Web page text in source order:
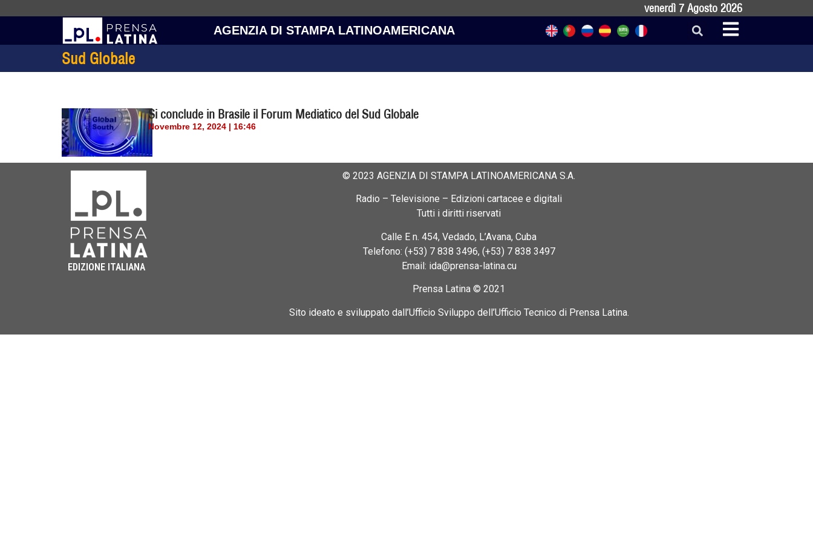
venerdì 7 Agosto 2026
AGENZIA DI STAMPA LATINOAMERICANA
Sud Globale
Si conclude in Brasile il Forum Mediatico del Sud Globale
Novembre 12, 2024 | 16:46
EDIZIONE ITALIANA
© 2023 AGENZIA DI STAMPA LATINOAMERICANA S.A.
Radio – Televisione – Edizioni cartacee e digitali
Tutti i diritti riservati
Calle E n. 454, Vedado, L’Avana, Cuba
Telefono: (+53) 7 838 3496, (+53) 7 838 3497
Email: ida@prensa-latina.cu
Prensa Latina © 2021
Sito ideato e sviluppato dall’Ufficio Sviluppo dell’Ufficio Tecnico di Prensa Latina.